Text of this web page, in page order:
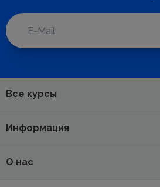
Все курсы
Информация
О нас